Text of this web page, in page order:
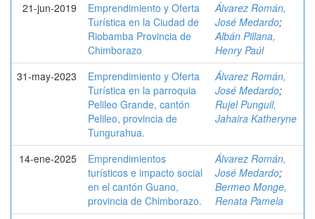
21-jun-2019
Emprendimiento y Oferta
Turística en la Ciudad de
Riobamba Provincia de
Chimborazo
Álvarez Román,
José Medardo;
Albán Pillana,
Henry Paúl
31-may-2023
Emprendimiento y Oferta
Turística en la parroquia
Pelileo Grande, cantón
Pelileo, provincia de
Tungurahua.
Álvarez Román,
José Medardo;
Rujel Punguil,
Jahaira Katheryne
14-ene-2025
Emprendimientos
turísticos e impacto social
en el cantón Guano,
provincia de Chimborazo.
Álvarez Román,
José Medardo;
Bermeo Monge,
Renata Pamela